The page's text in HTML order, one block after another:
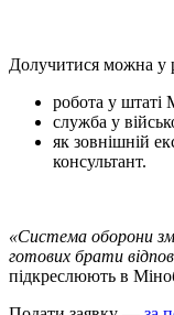
Долучитися можна у
робота у штаті
служба у
як зовнішній
консультант.
«Система оборони
готових брати
підкреслюють в